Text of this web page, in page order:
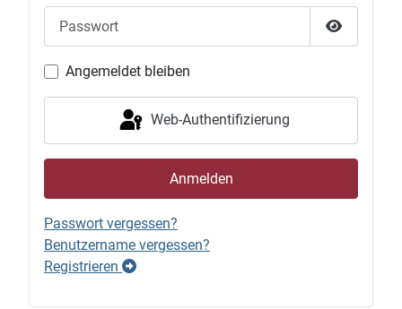
Passwort
Angemeldet bleiben
Web-Authentifizierung
Anmelden
Passwort vergessen?
Benutzername vergessen?
Registrieren